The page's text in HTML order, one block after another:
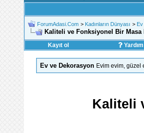
ForumAdasi.Com > Kadınların Dünyası >
Kaliteli ve Fonksiyonel Bir Masa
Kayıt ol Yardım
Ev ve Dekorasyon Evim evim, güzel
Kaliteli